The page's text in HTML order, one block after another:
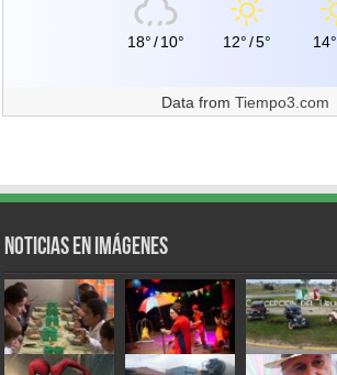
18°/10° 12°/5° 14°
Data fromTiempo3.com
Noticias en Imágenes